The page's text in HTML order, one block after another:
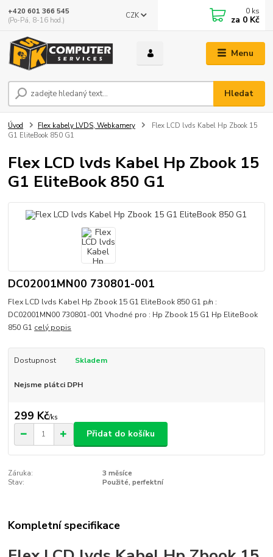
Menu
CZK
Hledat
+420 601 366 545
(Po-Pá, 8-16 hod.)
0 ks
za 0 Kč
Úvod Flex kabely LVDS, Webkamery
Flex LCD lvds Kabel Hp Zbook 15
G1 EliteBook 850 G1
Flex LCD lvds Kabel Hp Zbook 15
G1 EliteBook 850 G1
DC02001MN00 730801-001
Flex LCD lvds Kabel Hp Zbook 15 G1 EliteBook 850 G1 p/n :
DC02001MN00 730801-001 Vhodné pro : Hp Zbook 15 G1 Hp EliteBook
850 G1 celý popis
Dostupnost Skladem
Nejsme plátci DPH
299 Kč/ks
Přidat do košíku
Záruka:
3 měsíce
Stav:
Použité, perfektní
Kompletní specifikace